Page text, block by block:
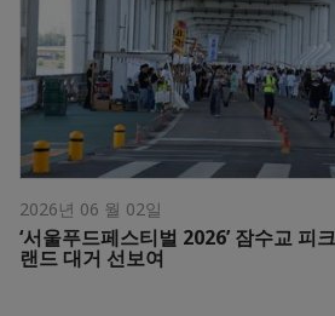
2026년 06 월 02일
‘서울푸드페스티벌 2026’ 잠수교 피
랜드 대거 선보여